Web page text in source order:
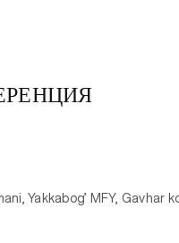
Yakkabog’ MFY, Gavhar